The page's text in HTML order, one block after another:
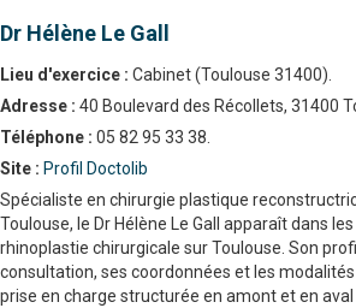
Dr Hélène Le Gall
Lieu d'exercice : Cabinet (Toulouse 31400).
Adresse : 40 Boulevard des Récollets, 31400
Téléphone : 05 82 95 33 38.
Site : Profil Doctolib
Spécialiste en chirurgie plastique
Toulouse, le Dr Hélène Le Gall apparaît dans
rhinoplastie chirurgicale sur Toulouse. Son
consultation, ses coordonnées et les
prise en charge structurée en amont et en aval